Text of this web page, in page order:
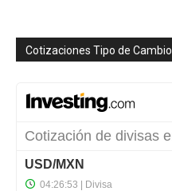
Cotizaciones Tipo de Cambio